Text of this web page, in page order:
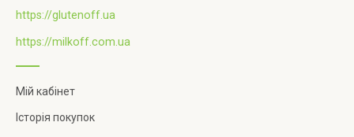
https://glutenoff.ua
https://milkoff.com.ua
Мій кабінет
Історія покупок